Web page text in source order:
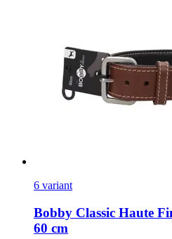
6 variant
Bobby Classic Haute
60 cm